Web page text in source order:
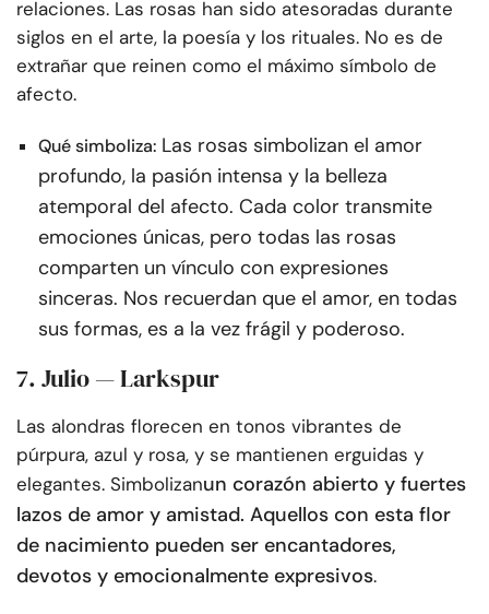
relaciones. Las rosas han sido atesoradas durante
siglos en el arte, la poesía y los rituales. No es de
extrañar que reinen como el máximo símbolo de
afecto.
Qué simboliza: Las rosas simbolizan el amor
profundo, la pasión intensa y la belleza
atemporal del afecto. Cada color transmite
emociones únicas, pero todas las rosas
comparten un vínculo con expresiones
sinceras. Nos recuerdan que el amor, en todas
sus formas, es a la vez frágil y poderoso.
7. Julio — Larkspur
Las alondras florecen en tonos vibrantes de
púrpura, azul y rosa, y se mantienen erguidas y
elegantes. Simbolizanun corazón abierto y fuertes
lazos de amor y amistad. Aquellos con esta flor
de nacimiento pueden ser encantadores,
devotos y emocionalmente expresivos.